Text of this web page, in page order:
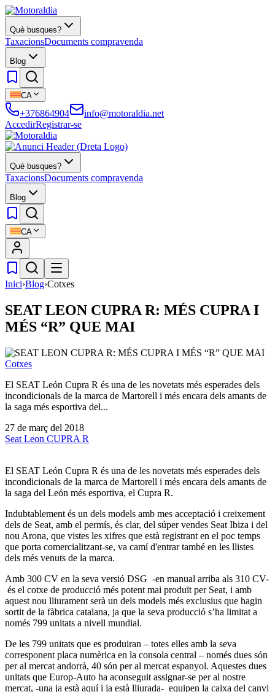
Què busques?
TaxacionsDocuments compravenda
Blog
CA
+376864904
info@motoraldia.net
AccedirRegistrar-se
Què busques?
TaxacionsDocuments compravenda
Blog
CA
Inici›Blog›Cotxes
SEAT LEON CUPRA R: MÉS CUPRA I
MÉS “R” QUE MAI
Cotxes
El SEAT León Cupra R és una de les novetats més esperades dels
incondicionals de la marca de Martorell i més encara dels amants de
la saga més esportiva del...
27 de març del 2018
Seat Leon CUPRA R
El SEAT León Cupra R és una de les novetats més esperades dels
incondicionals de la marca de Martorell i més encara dels amants de
la saga del León més esportiva, el Cupra R.
Indubtablement és un dels models amb mes acceptació i creixement
dels de Seat, amb el permís, és clar, del súper vendes Seat Ibiza i del
nou Arona, que vistes les xifres que està registrant en el poc temps
que porta comercialitzant-se, va camí d'entrar també en les llistes
dels més venuts de la marca.
Amb 300 CV en la seva versió DSG -en manual arriba als 310 CV-
és el cotxe de producció més potent mai produït per Seat, i amb
aquest nou lliurament serà un dels models més exclusius que hagin
sortit de la fàbrica catalana, ja que la seva producció s’ha limitat a
només 799 unitats a nivell mundial.
De les 799 unitats que es produiran – totes elles amb la seva
corresponent placa numèrica en la consola central – només dues són
per al mercat andorrà, 40 són per al mercat espanyol. Aquestes dues
unitats que Europ-Auto ha aconseguit assignar-se per al nostre
mercat, -una ja està aquí i ja està lliurada- equipen la caixa del canvi